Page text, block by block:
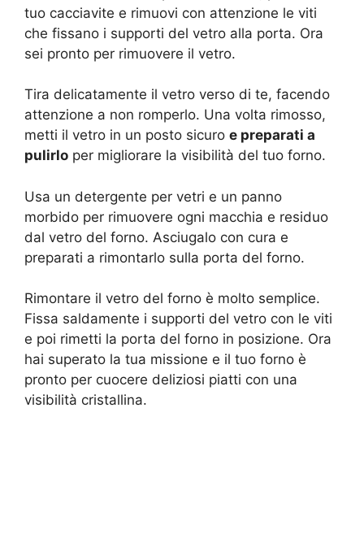
tuo cacciavite e rimuovi con attenzione le viti
che fissano i supporti del vetro alla porta. Ora
sei pronto per rimuovere il vetro.
Tira delicatamente il vetro verso di te, facendo
attenzione a non romperlo. Una volta rimosso,
metti il vetro in un posto sicuro e preparati a
pulirlo per migliorare la visibilità del tuo forno.
Usa un detergente per vetri e un panno
morbido per rimuovere ogni macchia e residuo
dal vetro del forno. Asciugalo con cura e
preparati a rimontarlo sulla porta del forno.
Rimontare il vetro del forno è molto semplice.
Fissa saldamente i supporti del vetro con le viti
e poi rimetti la porta del forno in posizione. Ora
hai superato la tua missione e il tuo forno è
pronto per cuocere deliziosi piatti con una
visibilità cristallina.